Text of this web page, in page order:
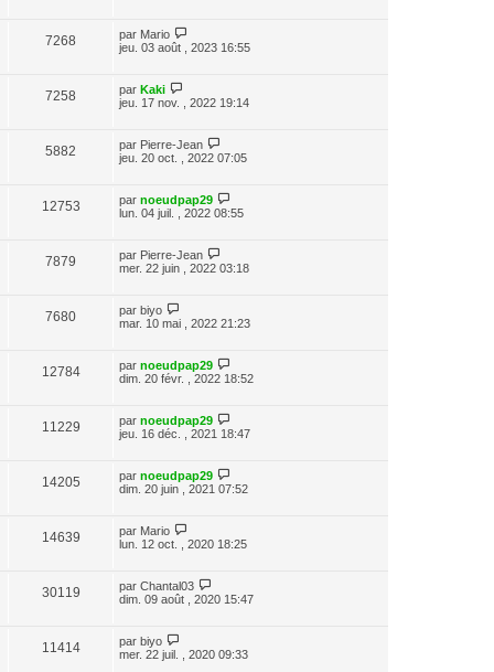
7268 par Mario
jeu. 03 août , 2023 16:55
7258 par Kaki
jeu. 17 nov. , 2022 19:14
5882 par Pierre-Jean
jeu. 20 oct. , 2022 07:05
12753 par noeudpap29
lun. 04 juil. , 2022 08:55
7879 par Pierre-Jean
mer. 22 juin , 2022 03:18
7680 par biyo
mar. 10 mai , 2022 21:23
12784 par noeudpap29
dim. 20 févr. , 2022 18:52
11229 par noeudpap29
jeu. 16 déc. , 2021 18:47
14205 par noeudpap29
dim. 20 juin , 2021 07:52
14639 par Mario
lun. 12 oct. , 2020 18:25
30119 par Chantal03
dim. 09 août , 2020 15:47
11414 par biyo
mer. 22 juil. , 2020 09:33